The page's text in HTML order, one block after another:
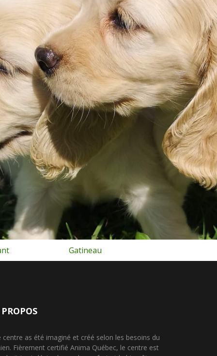
St jerome
centre as été imaginé et créé selon les besoins du
Fièrement certifié Anima Québec, le centre est